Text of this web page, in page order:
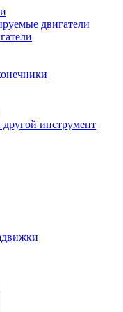
двигатели
инструмент